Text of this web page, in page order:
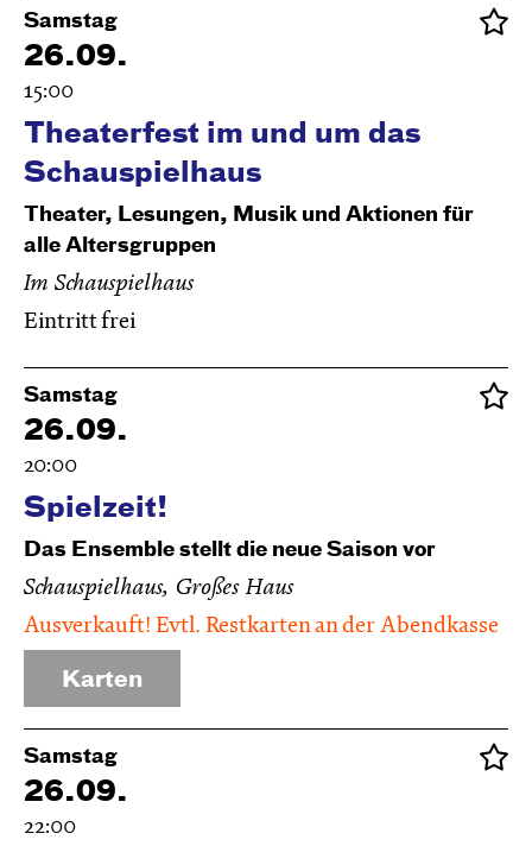
Samstag
26.09.
15:00
Theaterfest im und um das
Schauspielhaus
Theater, Lesungen, Musik und Aktionen für
alle Altersgruppen
Im Schauspielhaus
Eintritt frei
Samstag
26.09.
20:00
Spielzeit!
Das Ensemble stellt die neue Saison vor
Schauspielhaus, Großes Haus
Ausverkauft! Evtl. Restkarten an der Abendkasse
Karten
Samstag
26.09.
22:00